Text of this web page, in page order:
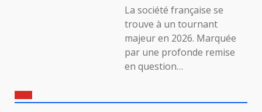
La société française se
trouve à un tournant
majeur en 2026. Marquée
par une profonde remise
en question…